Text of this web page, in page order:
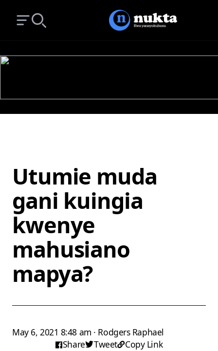
Open main menu
Utumie muda
gani kuingia
kwenye
mahusiano
mapya?
May 6, 2021 8:48 am · Rodgers Raphael
Share
Tweet Copy Link